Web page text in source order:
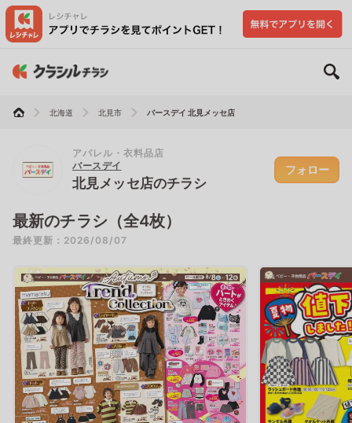
北海道 北見市 バースデイ 北見メッセ店
アパレル・衣料品店
バースデイ
北見メッセ店のチラシ
フォロー
最新のチラシ（全4枚）
最終更新：2026/08/07